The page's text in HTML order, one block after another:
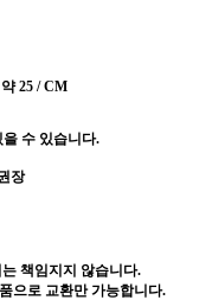
25 / CM
수 있습니다.
장
책임지지 않습니다.
으로 교환만 가능합니다.